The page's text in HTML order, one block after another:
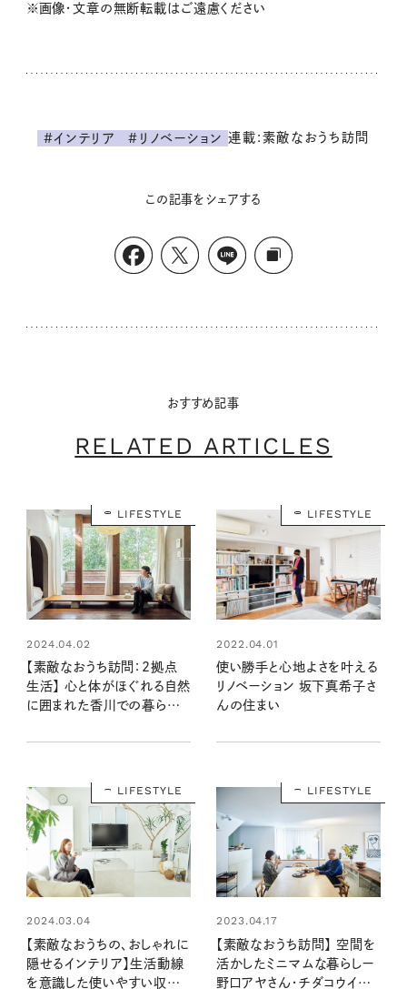
※画像・文章の無断転載はご遠慮ください
#インテリア #リノベーション 連載:素敵なおうち訪問
この記事をシェアする
おすすめ記事
RELATED ARTICLES
LIFESTYLE
2024.04.02
【素敵なおうち訪問：2拠点
生活】 心と体がほぐれる自然
に囲まれた香川での暮らし
前編）
LIFESTYLE
2022.04.01
使い勝手と心地よさを叶える
リノベーション 坂下真希子さ
んの住まい
LIFESTYLE
2024.03.04
【素敵なおうちの、おしゃれに
隠せるインテリア】生活動線
を意識した使いやすい収納
LIFESTYLE
2023.04.17
【素敵なおうち訪問】 空間を
活かしたミニマムな暮らしー
野口アヤさん・チダコウイチ